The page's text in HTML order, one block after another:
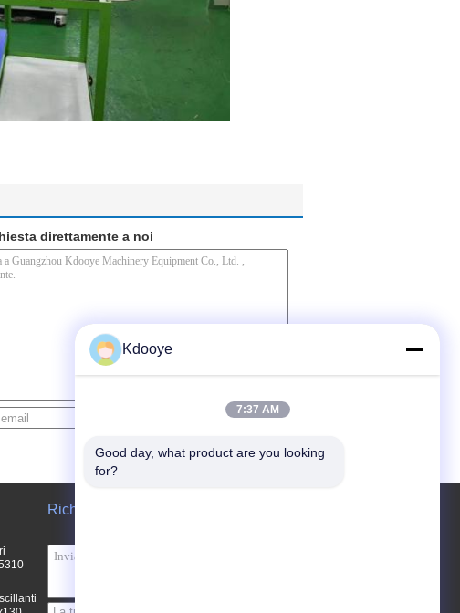
direttamente a noi
Contatto
Richiedere un preventivo
Kdooye
7:37 AM
Good day, what product are you looking
for?